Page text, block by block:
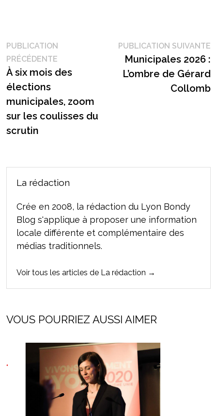
Navigation
de
l’article
PUBLICATION
PRÉCÉDENTEPublication
précédente :
À six mois des
élections
municipales, zoom
sur les coulisses du
scrutin
PUBLICATION SUIVANTE
Municipales 2026 :
L’ombre de Gérard
Collomb
La rédaction
Crée en 2008, la rédaction du Lyon Bondy
Blog s'applique à proposer une information
locale différente et complémentaire des
médias traditionnels.
Voir tous les articles de La rédaction →
VOUS POURRIEZ AUSSI AIMER